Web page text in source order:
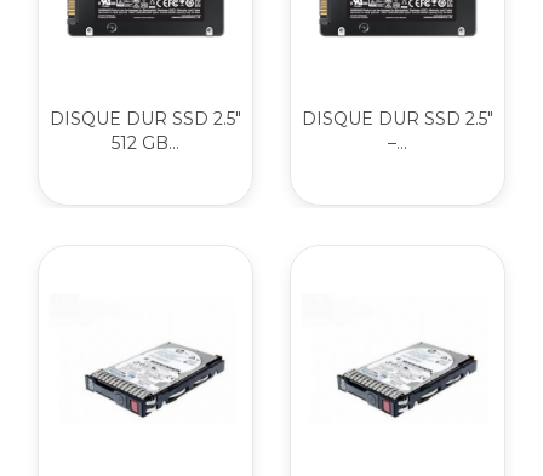
DISQUE DUR SSD 2.5"
512 GB...
DISQUE DUR SSD 2.5"
–...